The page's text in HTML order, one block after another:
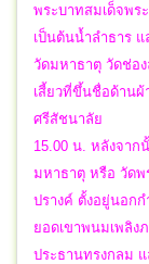
พระบาทสมเด็จพร
เป็นต้นน้ำลำธาร
วัดมหาธาตุ วัดช่อ
เสี้ยวที่ขึ้นชื่อด้านผ้
ศรีสัชนาลัย
15.00 น. หลังจา
มหาธาตุ หรือ วัดพ
ปรางค์ ตั้งอยู่นอกก
ยอดเขาพนมเพลิง
ประธานทรงกลม